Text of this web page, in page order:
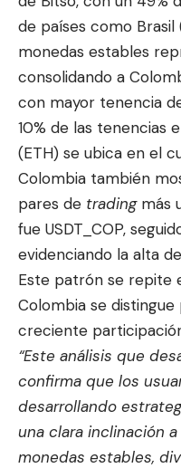
de países como Brasil
monedas estables
consolidando a
con mayor tenencia
10% de las tenencias
(ETH) se ubica en el
Colombia también
pares de tradingmás
fue USDT_COP,
evidenciando la alta
Este patrón se repite
Colombia se
creciente
“Este análisis que
confirma que los
desarrollando
una clara inclinación
monedas estables,